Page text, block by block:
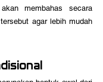
membahas secara
agar lebih mudah